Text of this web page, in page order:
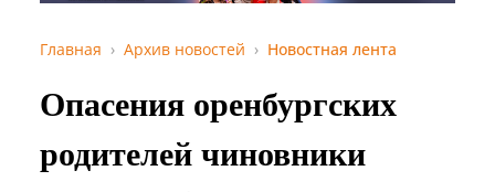
Главная Архив новостей Новостная лента
Опасения оренбургских
родителей чиновники